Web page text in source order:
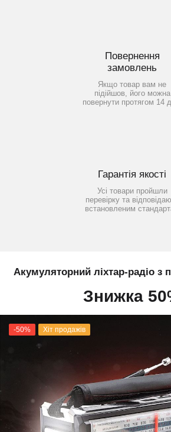
Повернення
замовлень
Якщо товар вам не
підійшов, його можна
повернути протягом 14
Гарантія якості
Усі товари пройшли
перевірку та
встановленим
Акумуляторний ліхтар-радіо з
Знижка
-50% Хіт продажів